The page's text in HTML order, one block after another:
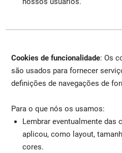
Cookies de funcionalidade: Os
são usados para fornecer
definições de navegações de
Para o que nós os usamos:
Lembrar eventualmente das
aplicou, como layout,
cores.